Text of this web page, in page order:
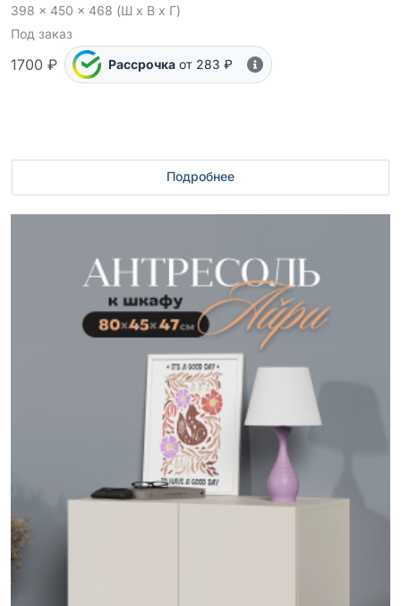
398 x 450 x 468 (Ш x В x Г)
Под заказ
1700 ₽ Рассрочка от 283 ₽
Подробнее